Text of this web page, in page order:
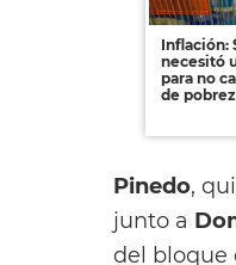
Inflación:
necesitó
para no
de
Pinedo,
junto a
del bloque